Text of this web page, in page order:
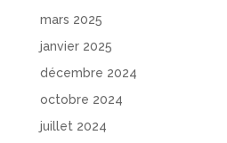
mars 2025
janvier 2025
décembre 2024
octobre 2024
juillet 2024